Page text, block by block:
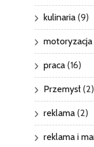
kulinaria (9)
motoryzacja
praca (16)
Przemysł (2)
reklama (2)
reklama i